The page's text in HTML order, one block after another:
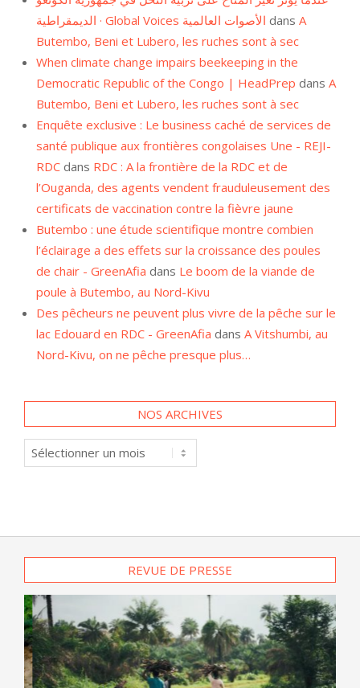
الديمقراطية · Global Voices الأصوات العالمية dans A
Butembo, Beni et Lubero, les ruches sont à sec
When climate change impairs beekeeping in the
Democratic Republic of the Congo | HeadPrep dans A
Butembo, Beni et Lubero, les ruches sont à sec
Enquête exclusive : Le business caché de services de
santé publique aux frontières congolaises Une - REJI-
RDC dans RDC : A la frontière de la RDC et de
l’Ouganda, des agents vendent frauduleusement des
certificats de vaccination contre la fièvre jaune
Butembo : une étude scientifique montre combien
l’éclairage a des effets sur la croissance des poules
de chair - GreenAfia dans Le boom de la viande de
poule à Butembo, au Nord-Kivu
Des pêcheurs ne peuvent plus vivre de la pêche sur le
lac Edouard en RDC - GreenAfia dans A Vitshumbi, au
Nord-Kivu, on ne pêche presque plus…
NOS ARCHIVES
Nos
archives
REVUE DE PRESSE